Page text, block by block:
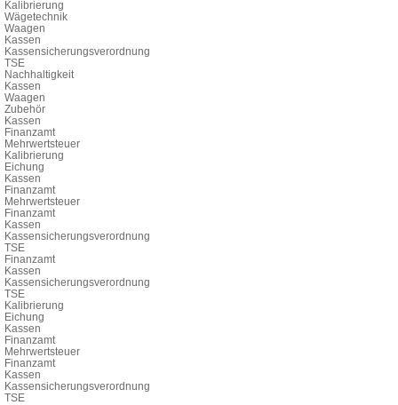
Kalibrierung
Wägetechnik
Waagen
Kassen
Kassensicherungsverordnung
TSE
Nachhaltigkeit
Kassen
Waagen
Zubehör
Kassen
Finanzamt
Mehrwertsteuer
Kalibrierung
Eichung
Kassen
Finanzamt
Mehrwertsteuer
Finanzamt
Kassen
Kassensicherungsverordnung
TSE
Finanzamt
Kassen
Kassensicherungsverordnung
TSE
Kalibrierung
Eichung
Kassen
Finanzamt
Mehrwertsteuer
Finanzamt
Kassen
Kassensicherungsverordnung
TSE